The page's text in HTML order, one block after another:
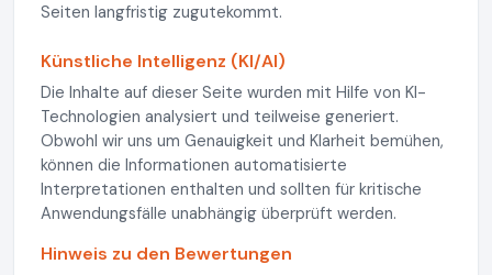
Seiten langfristig zugutekommt.
Künstliche Intelligenz (KI/AI)
Die Inhalte auf dieser Seite wurden mit Hilfe von KI-
Technologien analysiert und teilweise generiert.
Obwohl wir uns um Genauigkeit und Klarheit bemühen,
können die Informationen automatisierte
Interpretationen enthalten und sollten für kritische
Anwendungsfälle unabhängig überprüft werden.
Hinweis zu den Bewertungen